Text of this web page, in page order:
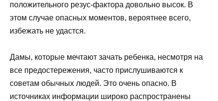
положительного резус-фактора довольно высок. В
этом случае опасных моментов, вероятнее всего,
избежать не удастся.
Дамы, которые мечтают зачать ребенка, несмотря на
все предостережения, часто прислушиваются к
советам обычных людей. Это очень опасно. В
источниках информации широко распространены